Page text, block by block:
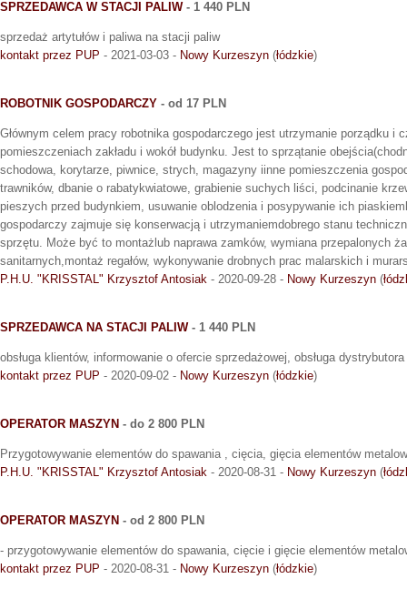
SPRZEDAWCA W STACJI PALIW- 1 440 PLN
sprzedaż artytułów i paliwa na stacji paliw
kontakt przez PUP - 2021-03-03 - Nowy Kurzeszyn (łódzkie)
ROBOTNIK GOSPODARCZY - od 17 PLN
Głównym celem pracy robotnika gospodarczego jest utrzymanie porządku i
pomieszczeniach zakładu i wokół budynku. Jest to sprzątanie
schodowa, korytarze, piwnice, strych, magazyny iinne pomieszczenia
trawników, dbanie o rabatykwiatowe, grabienie suchych liści, podcinanie
pieszych przed budynkiem, usuwanie oblodzenia i posypywanie ich
gospodarczy zajmuje się konserwacją i utrzymaniemdobrego stanu
sprzętu. Może być to montażlub naprawa zamków, wymiana przepalonych
sanitarnych,montaż regałów, wykonywanie drobnych prac malarskich i
P.H.U. "KRISSTAL" Krzysztof Antosiak - 2020-09-28 - Nowy Kurzeszyn (
SPRZEDAWCA NA STACJI PALIW- 1 440 PLN
obsługa klientów, informowanie o ofercie sprzedażowej, obsługa
kontakt przez PUP - 2020-09-02 - Nowy Kurzeszyn (łódzkie)
OPERATOR MASZYN - do 2 800 PLN
Przygotowywanie elementów do spawania , cięcia, gięcia elementów
P.H.U. "KRISSTAL" Krzysztof Antosiak - 2020-08-31 - Nowy Kurzeszyn (
OPERATOR MASZYN - od 2 800 PLN
- przygotowywanie elementów do spawania, cięcie i gięcie elementów
kontakt przez PUP - 2020-08-31 - Nowy Kurzeszyn (łódzkie)